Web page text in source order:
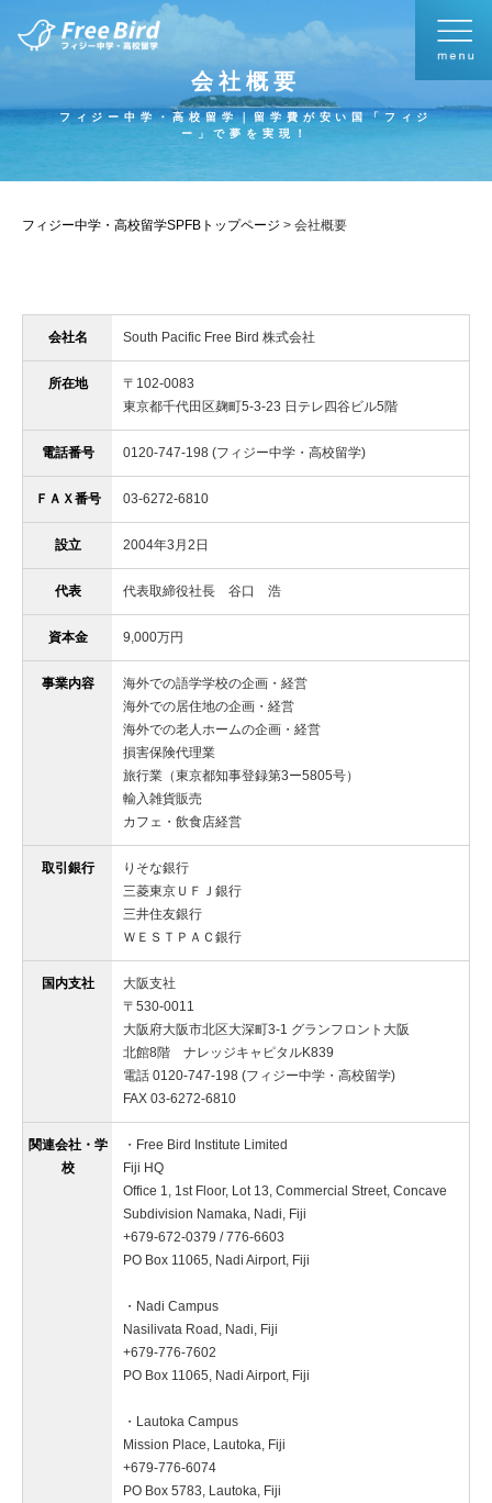
会社概要
フィジー中学・高校留学｜留学費が安い国「フィジ
ー」で夢を実現！
フィジー中学・高校留学SPFBトップページ > 会社概要
会社名 South Pacific Free Bird 株式会社
所在地
〒102-0083
東京都千代田区麹町5-3-23 日テレ四谷ビル5階
電話番号 0120-747-198 (フィジー中学・高校留学)
ＦＡＸ番号 03-6272-6810
設立 2004年3月2日
代表 代表取締役社長 谷口 浩
資本金 9,000万円
事業内容
海外での語学学校の企画・経営
海外での居住地の企画・経営
海外での老人ホームの企画・経営
損害保険代理業
旅行業（東京都知事登録第3ー5805号）
輸入雑貨販売
カフェ・飲食店経営
取引銀行
りそな銀行
三菱東京ＵＦＪ銀行
三井住友銀行
ＷＥＳＴＰＡＣ銀行
国内支社
大阪支社
〒530-0011
大阪府大阪市北区大深町3-1 グランフロント大阪
北館8階 ナレッジキャピタルK839
電話 0120-747-198 (フィジー中学・高校留学)
FAX 03-6272-6810
関連会社・学
校
・Free Bird Institute Limited
Fiji HQ
Office 1, 1st Floor, Lot 13, Commercial Street, Concave
Subdivision Namaka, Nadi, Fiji
+679-672-0379 / 776-6603
PO Box 11065, Nadi Airport, Fiji
・Nadi Campus
Nasilivata Road, Nadi, Fiji
+679-776-7602
PO Box 11065, Nadi Airport, Fiji
・Lautoka Campus
Mission Place, Lautoka, Fiji
+679-776-6074
PO Box 5783, Lautoka, Fiji